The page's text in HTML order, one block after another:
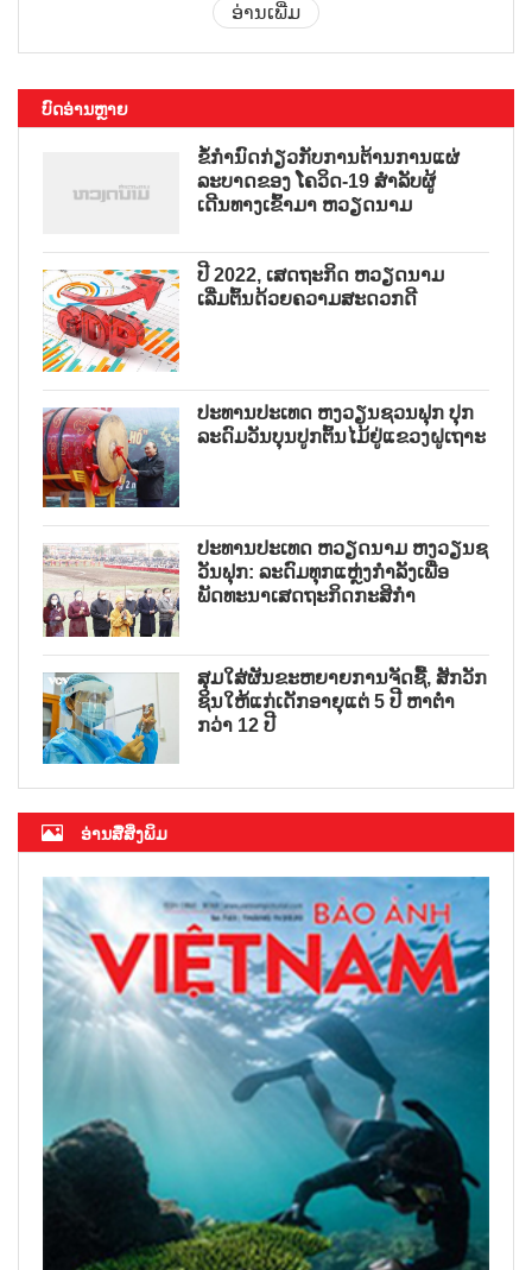
ອ່ານເພີ່ມ
ບົດອ່ານຫຼາຍ
ຂໍ້ກຳນົດກ່ຽວກັບການຕ້ານການແຜ່
ລະບາດຂອງ ໂຄວິດ-19 ສຳລັບຜູ້
ເດີນທາງເຂົ້າມາ ຫວຽດນາມ
ປີ 2022, ເສດຖະກິດ ຫວຽດນາມ
ເລີ່ມຕົ້ນດ້ວຍຄວາມສະດວກດີ
ປະທານປະເທດ ຫງວຽນຊວນຟຸກ ປຸກ
ລະດົມວັນບຸນປູກຕົ້ນໄມ້ຢູ່ແຂວງຝູເຖາະ
ປະທານປະເທດ ຫວຽດນາມ ຫງວຽນຊ
ວັນຟຸກ: ລະດົມທຸກແຫຼ່ງກຳລັງເພື່ອ
ພັດທະນາເສດຖະກິດກະສິກຳ
ສຸມໃສ່ຜັນຂະຫຍາຍການຈັດຊື້, ສັກວັກ
ຊິນໃຫ້ແກ່ເດັກອາຍຸແຕ່ 5 ປີ ຫາຕ່ຳ
ກວ່າ 12 ປີ
ອ່ານສື່ສິ່ງພິມ